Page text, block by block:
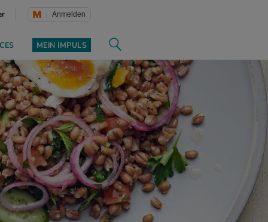
Anmelden
MEIN IMPULS